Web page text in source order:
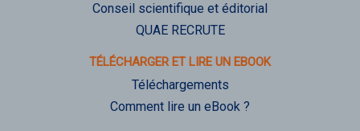
Conseil scientifique et éditorial
QUAE RECRUTE
TÉLÉCHARGER ET LIRE UN EBOOK
Téléchargements
Comment lire un eBook ?